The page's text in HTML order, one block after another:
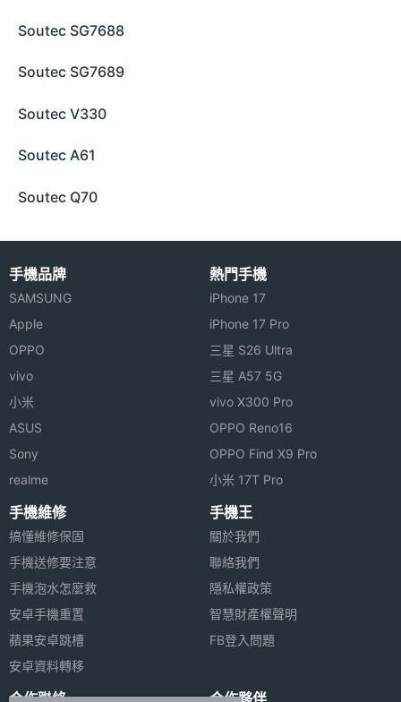
Soutec SG7688
Soutec SG7689
Soutec V330
Soutec A61
Soutec Q70
手機品牌
SAMSUNG
Apple
OPPO
vivo
小米
ASUS
Sony
realme
熱門手機
iPhone 17
iPhone 17 Pro
三星 S26 Ultra
三星 A57 5G
vivo X300 Pro
OPPO Reno16
OPPO Find X9 Pro
小米 17T Pro
手機維修
搞懂維修保固
手機送修要注意
手機泡水怎麼救
安卓手機重置
蘋果安卓跳槽
安卓資料轉移
手機王
關於我們
聯絡我們
隱私權政策
智慧財產權聲明
FB登入問題